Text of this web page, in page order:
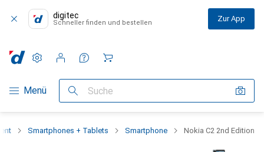
digitec
Schneller finden und bestellen Zur App
Navigation nach Kategorien
Menü Suche
Einstellungen
Kundenkonto
Vergleichslisten
Merklisten
Warenkorb
Smartphones + Tablets Smartphone Nokia C2 2nd Edition